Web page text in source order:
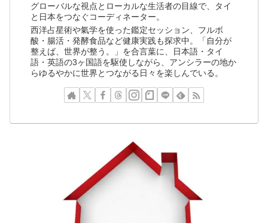
グローバルな視点とローカルな生活者の目線で、タイ
と日本をつなぐコーディネーター。
西洋占星術や氣学を使った鑑定セッション、フルボ
酸・腸活・発酵食品など健康実践も探求中。「自分が
整えば、世界が整う。」を合言葉に、日本語・タイ
語・英語の3ヶ国語を駆使しながら、アンシラーの地か
らゆるやかに世界とつながる日々を楽しんでいる。